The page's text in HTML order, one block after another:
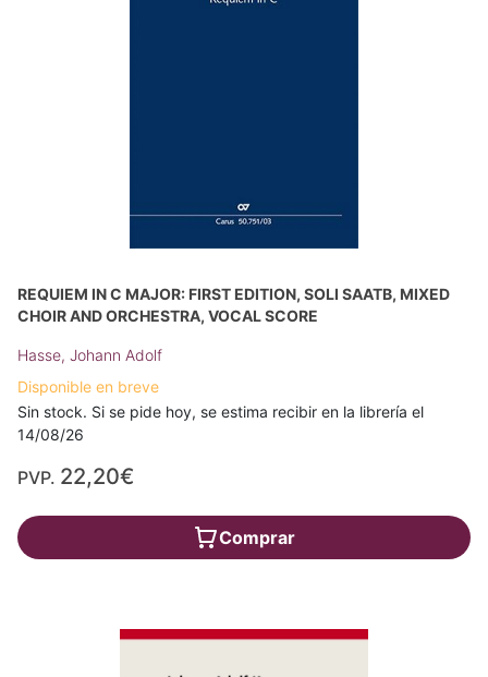
REQUIEM IN C MAJOR: FIRST EDITION, SOLI SAATB, MIXED
CHOIR AND ORCHESTRA, VOCAL SCORE
Hasse, Johann Adolf
Disponible en breve
Sin stock. Si se pide hoy, se estima recibir en la librería el
14/08/26
PVP. 22,20€
Comprar